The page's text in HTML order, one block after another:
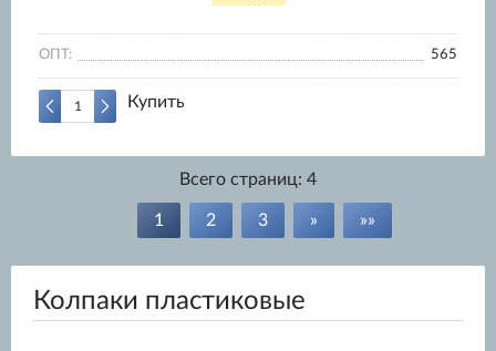
ОПТ: 565
Купить
Всего страниц: 4
1 2 3 » »»
Колпаки пластиковые